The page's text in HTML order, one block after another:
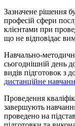
Зазначене рішення
професій сфери
клієнтами при
що не відповідає
Навчально-
сьогоднішній день
видів підготовок з
дистанційне
Проведення
завершують
проведено на